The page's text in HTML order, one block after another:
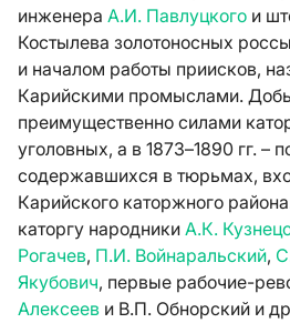
инженера А.И. Павлуцкого и
Костылева золотоносных
и началом работы приисков,
Карийскими промыслами.
преимущественно силами
уголовных, а в 1873–1890 гг. –
содержавшихся в тюрьмах,
Карийского каторжного
каторгу народники А.К.
Рогачев, П.И. Войнаральский,
Якубович, первые рабочие-
Алексеев и В.П. Обнорский и